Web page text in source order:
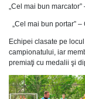
„Cel mai bun
„Cel mai bun portar”
Echipei clasate ре
campionatului, iar
premiaţi cu medalii şi